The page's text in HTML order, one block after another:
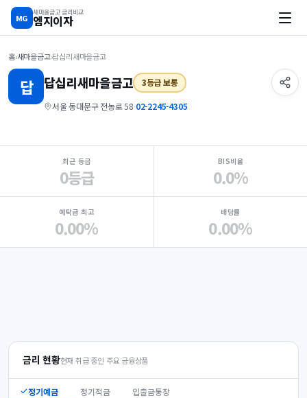
MG
새마을금고 금리비교
엠지이자
홈›새마을금고›답십리새마을금고
답 답십리새마을금고 3등급 보통
서울 동대문구 전농로 58·02-2245-4305
지점 핵심 지표 요약
최근 등급
0등급
BIS비율
0.0%
예탁금 최고
0.00%
배당률
0.00%
금리 현황현재 취급 중인 주요 금융상품
정기예금 정기적금 입출금통장